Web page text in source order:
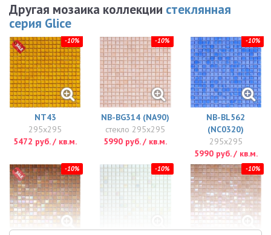
Другая мозаика коллекции стеклянная
серия Glice
-10%
NT43
295x295
5472 руб. / кв.м.
-10%
NB-BG314 (NA90)
стекло 295x295
5990 руб. / кв.м.
-10%
NB-BL562
(NC0320)
295x295
5990 руб. / кв.м.
-10% -10% -10%